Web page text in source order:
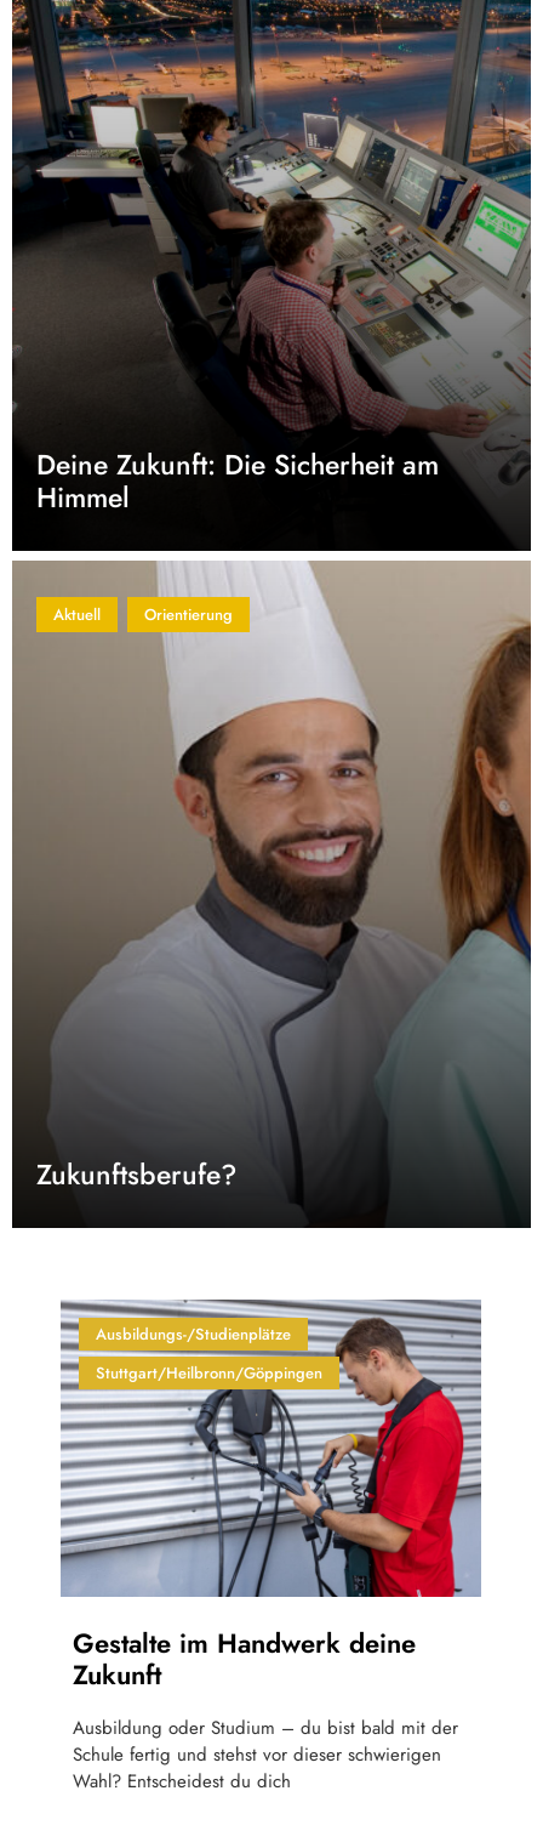
Deine Zukunft: Die Sicherheit am
Himmel
Aktuell Orientierung
Zukunftsberufe?
Ausbildungs-/Studienplätze
Stuttgart/Heilbronn/Göppingen
Gestalte im Handwerk deine
Zukunft
Ausbildung oder Studium – du bist bald mit der
Schule fertig und stehst vor dieser schwierigen
Wahl? Entscheidest du dich